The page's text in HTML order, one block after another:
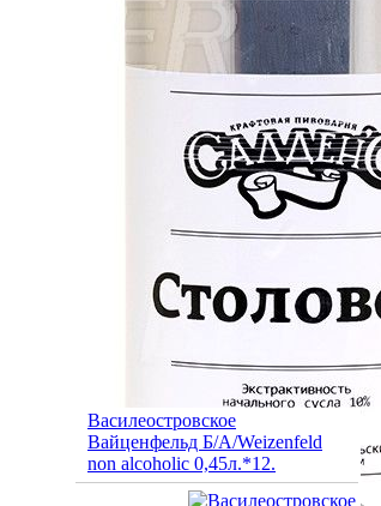
Василеостровское
Вайценфельд Б/А/Weizenfeld
non alcoholic 0,45л.*12.